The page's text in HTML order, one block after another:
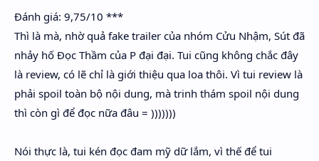
Đánh giá: 9,75/10 ***
Thì là mà, nhờ quả fake trailer của nhóm Cửu Nhậm, Sút đã
nhảy hố Đọc Thầm của P đại đại. Tui cũng không chắc đây
là review, có lẽ chỉ là giới thiệu qua loa thôi. Vì tui review là
phải spoil toàn bộ nội dung, mà trinh thám spoil nội dung
thì còn gì để đọc nữa đâu = )))))))
Nói thực là, tui kén đọc đam mỹ dữ lắm, vì thế để tui